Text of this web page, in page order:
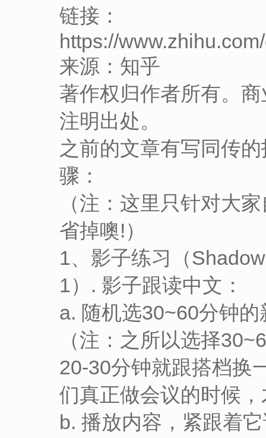
链接：
https://
来源：知乎
著作权归作者所有。
注明出处。
之前的文章有写同传
骤：
（注：这里只针对大
省掉噢!）
1、影子练习（
1）. 影子跟读中文：
a. 随机选30~60分钟
（注：之所以选择
20-30分钟就跟搭档换
们真正做会议的时候
b. 播放内容，紧跟着